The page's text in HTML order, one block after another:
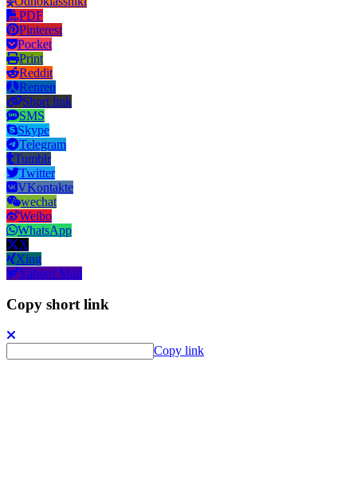
PDF
Pinterest
Pocket
Print
Reddit
Renren
Short link
SMS
Skype
Telegram
Tumblr
Twitter
VKontakte
wechat
Weibo
WhatsApp
X
Xing
Yahoo! Mail
Copy short link
Copy link